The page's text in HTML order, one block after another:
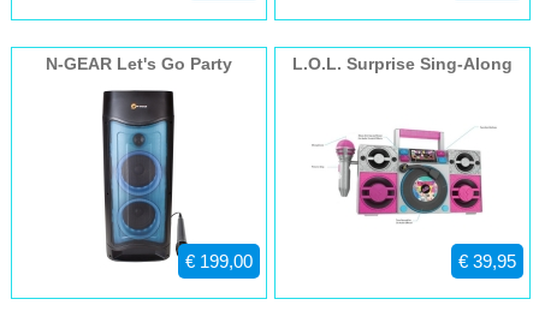
N-GEAR Let's Go Party
€ 199,00
L.O.L. Surprise Sing-Along
€ 39,95